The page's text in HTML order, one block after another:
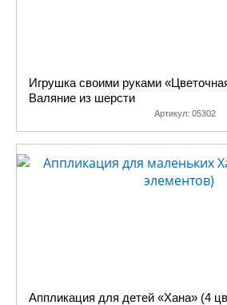
Игрушка своими руками
Валяние из шерсти
Артикул: 05302
Аппликация для детей «Хана» (4